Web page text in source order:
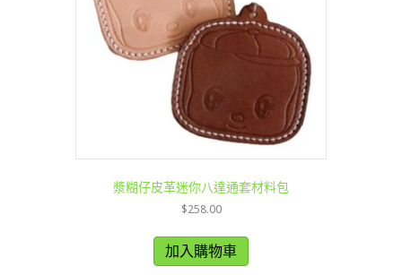
漿糊仔皮革迷你八達通套材料包
$258.00
加入購物車